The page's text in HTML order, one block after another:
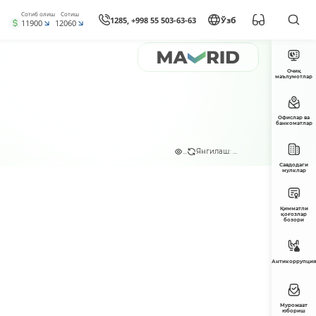
Сотиб олиш
11900
Сотиш
12060 1285, +998 55 503-63-63 Ўзб
... Янгилаш: ...
Очиқ
маълумотлар
Офислар ва
банкоматлар
Савдодаги
мулклар
Қимматли
қоғозлар
бозори
Антикоррупция
Мурожаат
юбориш